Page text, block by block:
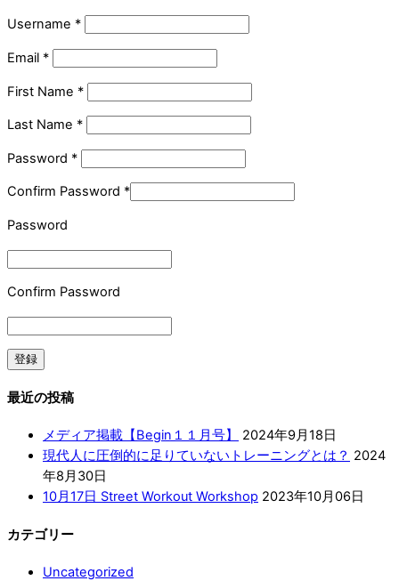
Username *
Email *
First Name *
Last Name *
Password *
Confirm Password *
Password
Confirm Password
最近の投稿
メディア掲載【Begin１１月号】
2024年9月18日
現代人に圧倒的に足りていないトレーニングとは？ 2024
年8月30日
10月17日 Street Workout Workshop 2023年10月06日
カテゴリー
Uncategorized